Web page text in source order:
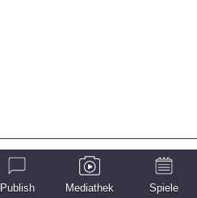
Publish Mediathek Spiele